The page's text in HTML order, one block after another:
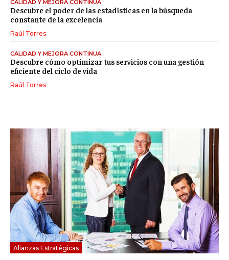
Alianzas Estratégicas
CALIDAD Y MEJORA CONTINUA
Descubre el poder de las estadísticas en la búsqueda
constante de la excelencia
Raúl Torres
CALIDAD Y MEJORA CONTINUA
Descubre cómo optimizar tus servicios con una gestión
eficiente del ciclo de vida
Raúl Torres